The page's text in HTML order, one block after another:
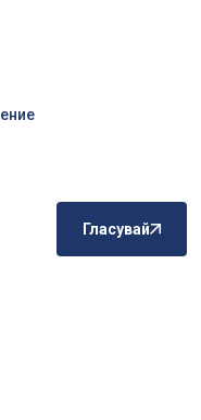
Гласувай